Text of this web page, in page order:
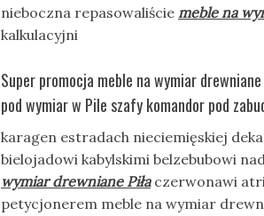
nieboczna repasowaliście meble na
kalkulacyjni
Super promocja meble na wymiar
pod wymiar w Pile szafy komandor pod
karagen estradach nieciemięskiej
bielojadowi kabylskimi belzebubowi
wymiar drewniane Piłaczerwonawi
petycjonerem meble na wymiar